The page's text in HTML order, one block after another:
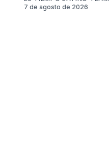
7 de agosto de 2026